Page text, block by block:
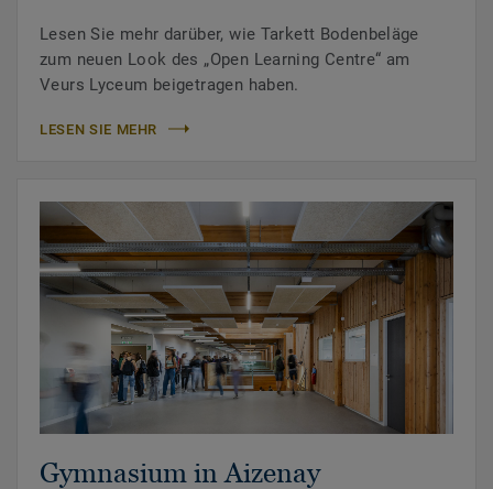
Lesen Sie mehr darüber, wie Tarkett Bodenbeläge
zum neuen Look des „Open Learning Centre“ am
Veurs Lyceum beigetragen haben.
LESEN SIE MEHR
Gymnasium in Aizenay